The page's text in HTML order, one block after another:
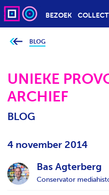
BEZOEK
J
v
n
d
t
e
h
:
BLOG
UNIEKE
ARCHIEF
BLOG
4 november 2014
Bas Agterberg
Conservator